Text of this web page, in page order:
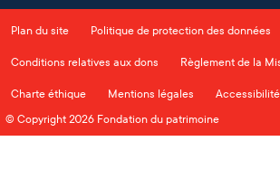
Plan du site Politique de protection des données
Conditions relatives aux dons Règlement de la
Charte éthique Mentions légales
© Copyright 2026 Fondation du patrimoine